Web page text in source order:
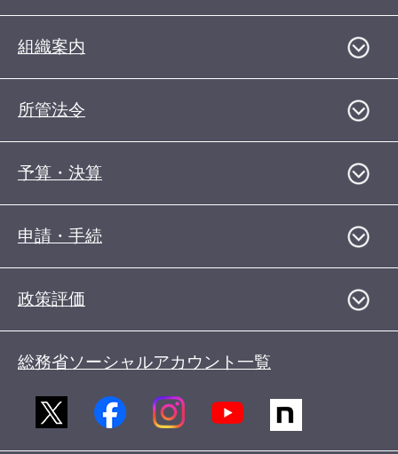
組織案内
所管法令
予算・決算
申請・手続
政策評価
総務省ソーシャルアカウント一覧